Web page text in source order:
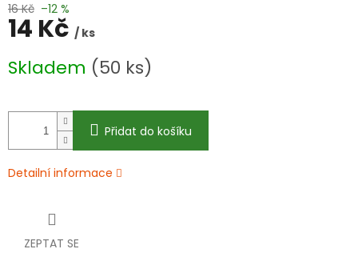
16 Kč –12 %
14 Kč / ks
cena:
Skladem (50 ks)
Přidat do košíku
Detailní informace
ZEPTAT SE